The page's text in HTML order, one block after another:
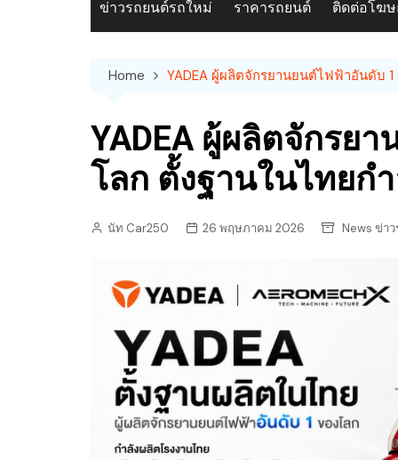
ข่าวรถยนต์รถใหม่ ราคารถยนต์ ติดต่อโฆ
Home YADEA ผู้ผลิตจักรยานยนต์ไฟฟ้าอันดับ
YADEA ผู้ผลิตจักรย
โลก ตั้งฐานในไทยก
นัท Car250 26 พฤษภาคม 2026 News ข่า